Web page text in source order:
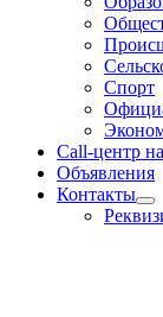
Спорт
Call-центр
Объявления
Контакты